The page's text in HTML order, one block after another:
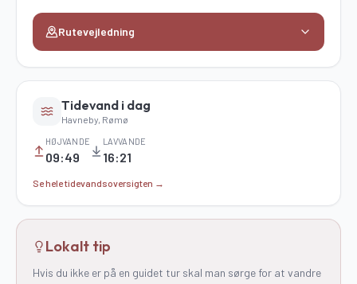
Rutevejledning
Tidevand i dag
Havneby, Rømø
HØJVANDE
09:49
LAVVANDE
16:21
Se hele tidevandsoversigten →
Lokalt tip
Hvis du ikke er på en guidet tur skal man sørge for at vandre